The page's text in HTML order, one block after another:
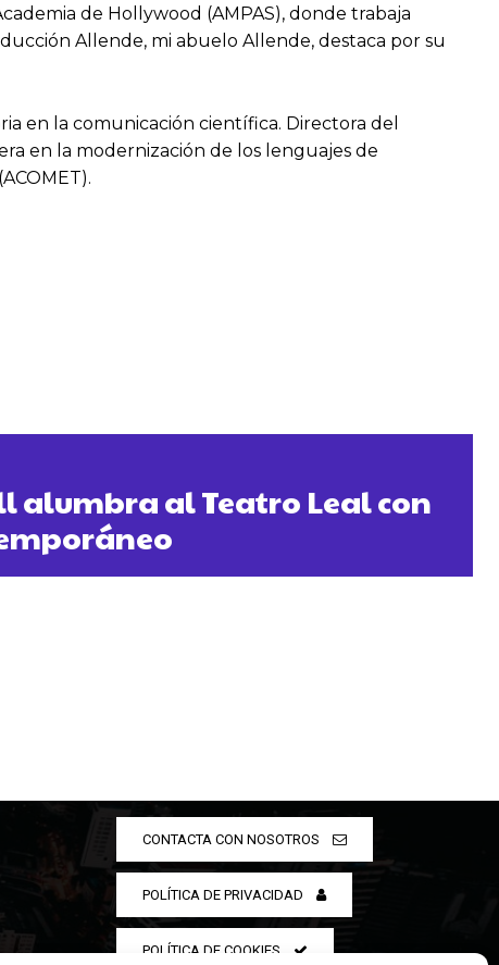
de Hollywood (AMPAS), donde trabaja
Allende, mi abuelo Allende, destaca por su
en la comunicación científica. Directora del
en la modernización de los lenguajes de
alumbra al Teatro Leal con
CONTACTA CON NOSOTROS
POLÍTICA DE PRIVACIDAD
POLÍTICA DE COOKIES